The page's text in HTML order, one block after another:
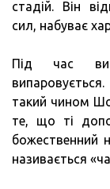
стадій. Він
сил, набуває
Під час
такий чином
те, що ті
божественний
називається